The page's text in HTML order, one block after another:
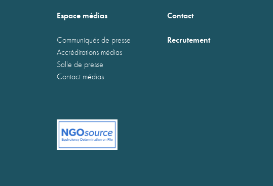
Espace médias
Communiqués de presse
Accréditations médias
Salle de presse
Contact médias
Contact
Recrutement